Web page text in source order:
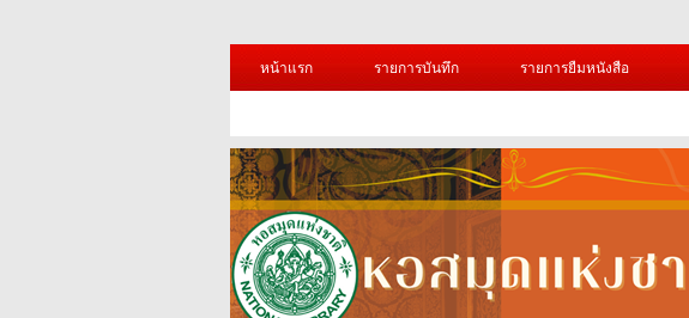
หน้าแรก
รายการบันทึก รายการยืมหนังสือ